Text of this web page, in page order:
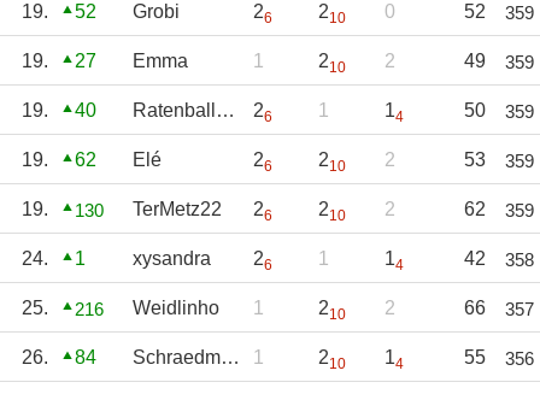
19. 52 Grobi 26 210 0 52 359
19. 27 Emma 1 210 2 49 359
19. 40 Ratenballsport 26 1 14 50 359
19. 62 Elé 26 210 2 53 359
19. 130 TerMetz22 26 210 2 62 359
24. 1 xysandra 26 1 14 42 358
25. 216 Weidlinho 1 210 2 66 357
26. 84 Schraedman 1 210 14 55 356